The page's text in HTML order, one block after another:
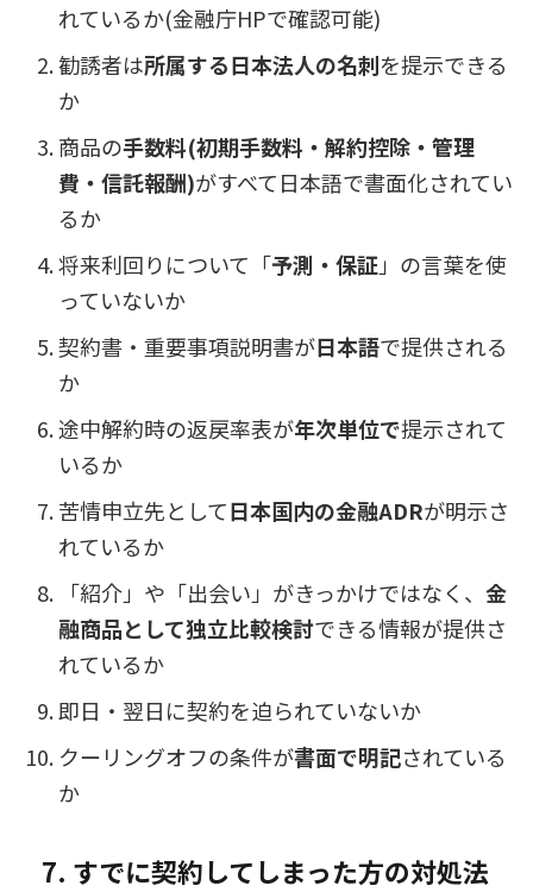
れているか(金融庁HPで確認可能)
勧誘者は所属する日本法人の名刺を提示できる
か
商品の手数料(初期手数料・解約控除・管理
費・信託報酬)がすべて日本語で書面化されてい
るか
将来利回りについて「予測・保証 」の言葉を使
っていないか
契約書・重要事項説明書が日本語で提供される
か
途中解約時の返戻率表が年次単位で提示されて
いるか
苦情申立先として日本国内の金融ADRが明示さ
れているか
「紹介」や「出会い」がきっかけではなく、 金
融商品として独立比較検討できる情報が提供さ
れているか
即日・翌日に契約を迫られていないか
クーリングオフの条件が書面で明記されている
か
7. すでに契約してしまった方の対処法